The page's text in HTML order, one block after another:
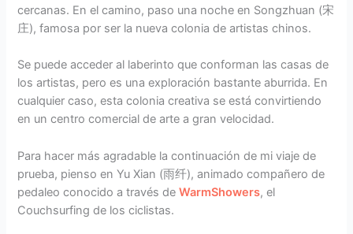
cercanas. En el camino, paso una noche en Songzhuan (宋
庄), famosa por ser la nueva colonia de artistas chinos.
Se puede acceder al laberinto que conforman las casas de
los artistas, pero es una exploración bastante aburrida. En
cualquier caso, esta colonia creativa se está convirtiendo
en un centro comercial de arte a gran velocidad.
Para hacer más agradable la continuación de mi viaje de
prueba, pienso en Yu Xian (雨纤), animado compañero de
pedaleo conocido a través deWarmShowers, el
Couchsurfing de los ciclistas.